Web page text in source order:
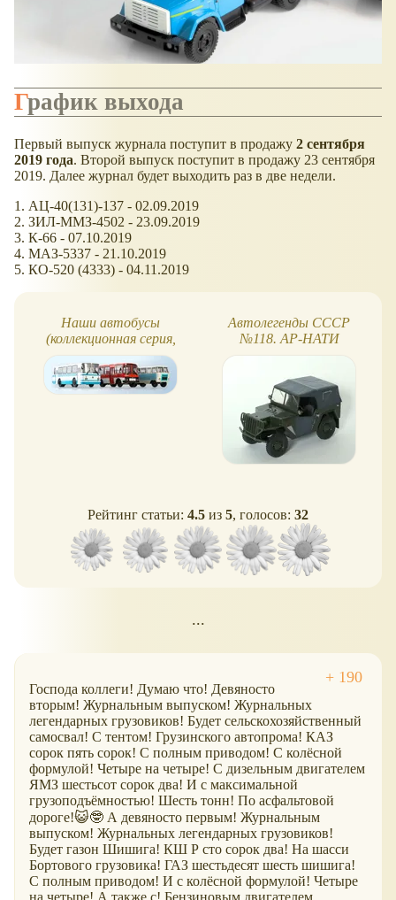
График выхода
Первый выпуск журнала поступит в продажу 2 сентября
2019 года. Второй выпуск поступит в продажу 23 сентября
2019. Далее журнал будет выходить раз в две недели.
1. АЦ-40(131)-137 - 02.09.2019
2. ЗИЛ-ММЗ-4502 - 23.09.2019
3. К-66 - 07.10.2019
4. МАЗ-5337 - 21.10.2019
5. КО-520 (4333) - 04.11.2019
Наши автобусы
(коллекционная серия,
MODIMIO)
Автолегенды СССР
№118. АР-НАТИ
Рейтинг статьи: 4.5 из 5, голосов: 32
...
Господа коллеги! Думаю что! Девяносто
вторым! Журнальным выпуском! Журнальных
легендарных грузовиков! Будет сельскохозяйственный
самосвал! С тентом! Грузинского автопрома! КАЗ
сорок пять сорок! С полным приводом! С колёсной
формулой! Четыре на четыре! С дизельным двигателем
ЯМЗ шестьсот сорок два! И с максимальной
грузоподъёмностью! Шесть тонн! По асфальтовой
дороге!😺🤓 А девяносто первым! Журнальным
выпуском! Журнальных легендарных грузовиков!
Будет газон Шишига! КШ Р сто сорок два! На шасси
Бортового грузовика! ГАЗ шестьдесят шесть шишига!
С полным приводом! И с колёсной формулой! Четыре
на четыре! А также с! Бензиновым двигателем